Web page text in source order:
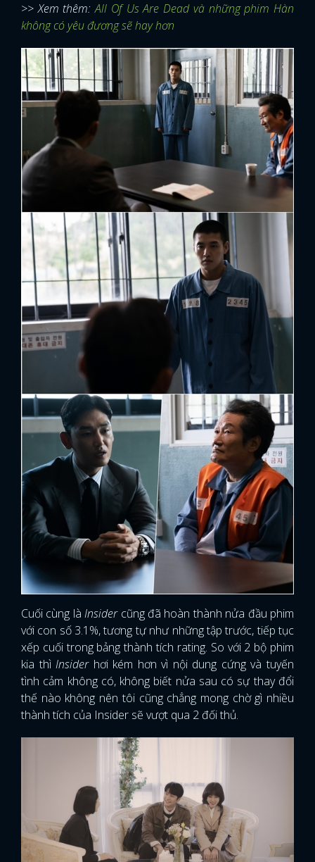
>> Xem thêm:All Of Us Are Dead và những phim Hàn
không có yêu đương sẽ hay hơn
Cuối cùng làInsidercũng đã hoàn thành nửa đầu phim
với con số 3.1%, tương tự như những tập trước, tiếp tục
xếp cuối trong bảng thành tích rating. So với 2 bộ phim
kia thìInsider hơi kém hơn vì nội dung cứng và tuyến
tình cảm không có, không biết nửa sau có sự thay đổi
thế nào không nên tôi cũng chẳng mong chờ gì nhiều
thành tích của Insider sẽ vượt qua 2 đối thủ.